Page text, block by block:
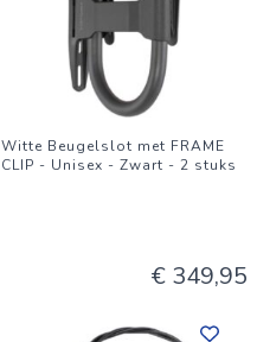
Witte Beugelslot met FRAME
CLIP - Unisex - Zwart - 2 stuks
€ 349,95